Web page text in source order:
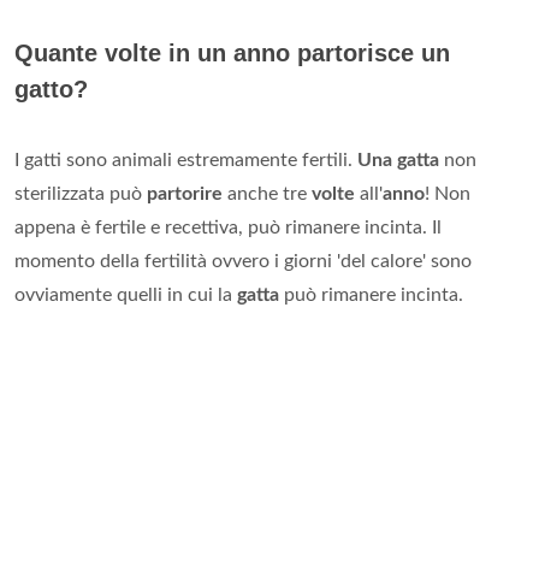
Quante volte in un anno partorisce un
gatto?
I gatti sono animali estremamente fertili. Una gatta non
sterilizzata può partorire anche tre volte all'anno! Non
appena è fertile e recettiva, può rimanere incinta. Il
momento della fertilità ovvero i giorni 'del calore' sono
ovviamente quelli in cui la gatta può rimanere incinta.